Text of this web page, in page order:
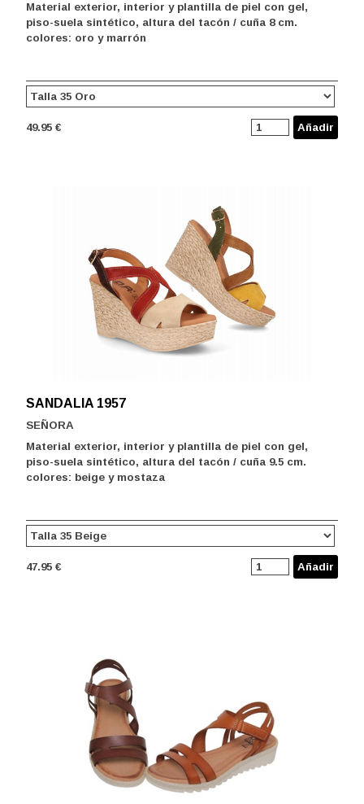
Material exterior, interior y plantilla de piel con gel,
piso-suela sintético, altura del tacón / cuña 8 cm.
colores: oro y marrón
49.95 € Añadir
SANDALIA 1957
SEÑORA
Material exterior, interior y plantilla de piel con gel,
piso-suela sintético, altura del tacón / cuña 9.5 cm.
colores: beige y mostaza
47.95 € Añadir